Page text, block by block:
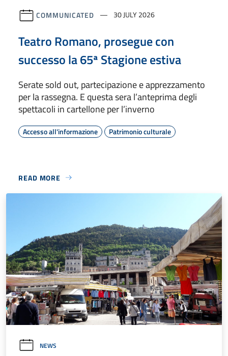
COMMUNICATED 30 JULY 2026
Teatro Romano, prosegue con
successo la 65ª Stagione estiva
Serate sold out, partecipazione e apprezzamento
per la rassegna. E questa sera l’anteprima degli
spettacoli in cartellone per l’inverno
Accesso all'informazione Patrimonio culturale
READ MORE
NEWS